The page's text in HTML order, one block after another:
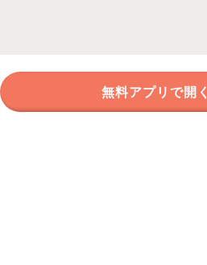
無料アプリで開く